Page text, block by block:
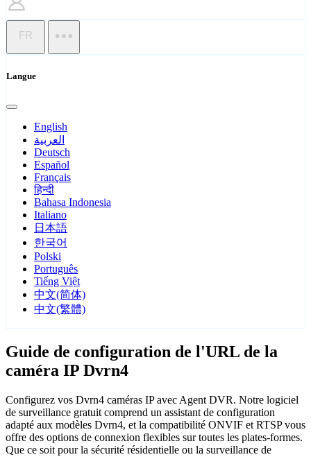
FR
Langue
English
العربية
Deutsch
Español
Français
हिन्दी
Bahasa Indonesia
Italiano
日本語
한국어
Polski
Português
Tiếng Việt
中文(简体)
中文(繁體)
Guide de configuration de l'URL de la
caméra IP Dvrn4
Configurez vos Dvrn4 caméras IP avec Agent DVR. Notre logiciel
de surveillance gratuit comprend un assistant de configuration
adapté aux modèles Dvrn4, et la compatibilité ONVIF et RTSP vous
offre des options de connexion flexibles sur toutes les plates-formes.
Que ce soit pour la sécurité résidentielle ou la surveillance de